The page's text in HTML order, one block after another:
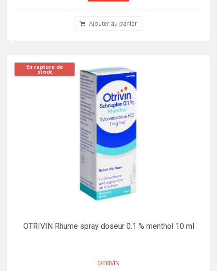
Ajouter au panier
En rupture de
stock
OTRIVIN Rhume spray doseur 0.1 % menthol 10 ml
OTRIVIN